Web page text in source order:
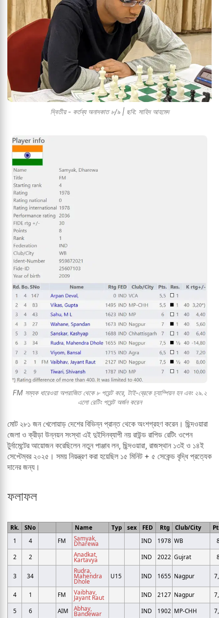
দ্বিতীয় - কর্তব্য অনাদকাত ৮/৯ | ছবি: সাহিদ আহমেদ
FM সম্যক ধারেওয়া অপরাজিত থেকে ৮ পয়েন্ট করে, টাই-ব্রেকে চ্যাম্পিয়ন হন এবং ২৯.২
এলো রেটিং পয়েন্ট অর্জন করেন
মোট ২৮১ জন খেলোয়াড় দেশের বিভিন্ন প্রান্ত থেকে অংশগ্রহণ করেন। ছিন্দওয়ারা
জেলা ও ক্রীড়া উন্নয়ন সংস্থা এই দুইদিনব্যাপী নয় রাউন্ড রাপিড রেটিং ওপেন
টুর্নামেন্টের আয়োজন করেছিলেন নতুন পাঞ্জাব লন, ছিন্দওয়ারা, রাজস্থান ১৩ই ও ১৪ই
সেপ্টেম্বর ২০২৫। সময় নিয়ন্ত্রণ করা হয়েছিল ১৫ মিনিট + ৫ সেকেন্ড বৃদ্ধি প্রত্যেক
দানের জন্য।
ফলাফল
Rk. SNo Name Typ sex FED Rtg Club/City
1
4 FM Samyak,
Dharewa IND 1978 WB
2 2 Anadkat,
Kartavya IND 2022 Gujrat
3 34
Rudra,
Mahendra
Dhole
U15 IND 1655 Nagpur
4 1 FM Vaibhav,
Jayant Raut IND 2127 Nagpur
5 6 AIM Abhay,
Bandewar IND 1902 MP-CHH